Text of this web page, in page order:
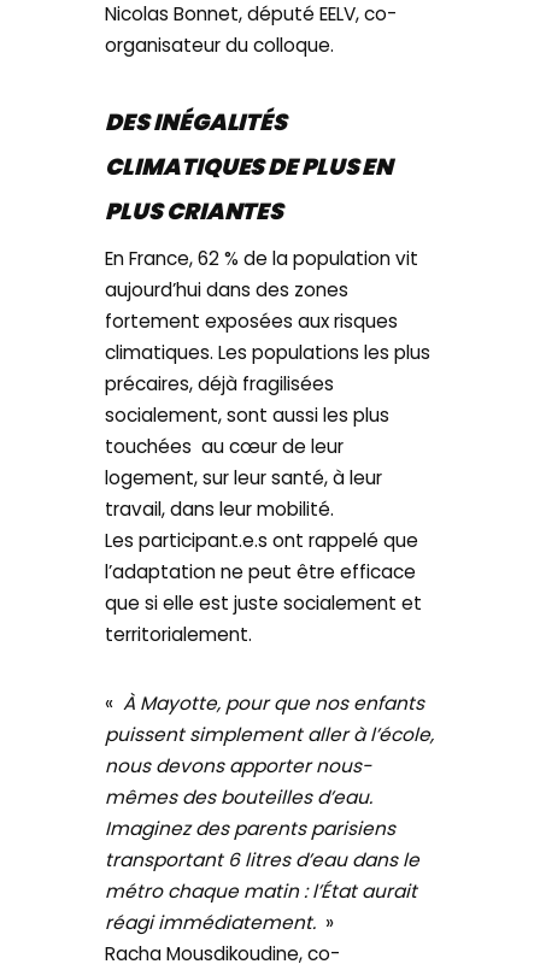
Nicolas Bonnet, député EELV, co-
organisateur du colloque.
DES INÉGALITÉS
CLIMATIQUES DE PLUS EN
PLUS CRIANTES
En France, 62 % de la population vit
aujourd’hui dans des zones
fortement exposées aux risques
climatiques. Les populations les plus
précaires, déjà fragilisées
socialement, sont aussi les plus
touchées au cœur de leur
logement, sur leur santé, à leur
travail, dans leur mobilité.
Les participant.e.s ont rappelé que
l’adaptation ne peut être efficace
que si elle est juste socialement et
territorialement.
«À Mayotte, pour que nos enfants
puissent simplement aller à l’école,
nous devons apporter nous-
mêmes des bouteilles d’eau.
Imaginez des parents parisiens
transportant 6 litres d’eau dans le
métro chaque matin : l’État aurait
réagi immédiatement. »
Racha Mousdikoudine, co-